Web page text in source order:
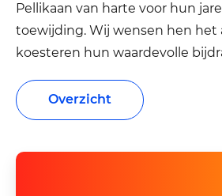
Pellikaan van harte voor hun
toewijding. Wij wensen hen het
koesteren hun waardevolle
Overzicht